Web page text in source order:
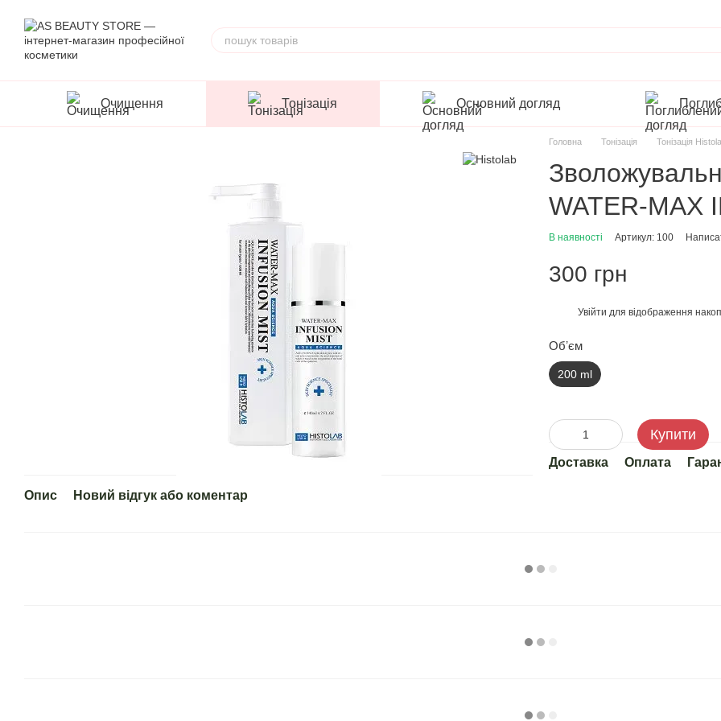
Очищення Тонізація Основний догляд
Опис Новий відгук або коментар
Головна Тонізація Тонізація
WATER-MAX
В наявності Артикул: 100
300 грн
Увійти для відображення
Обʼєм
200 ml
Купити
Доставка Оплата